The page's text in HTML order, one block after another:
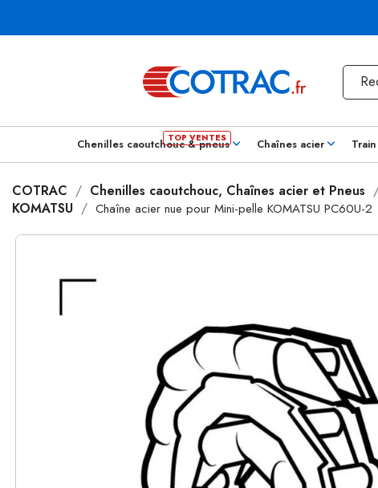
Chenilles caoutchouc & pneus Chaînes acier
COTRAC Chenilles caoutchouc, Chaînes acier et Pneus
KOMATSU
Chaîne acier nue pour Mini-pelle KOMATSU PC60U-2